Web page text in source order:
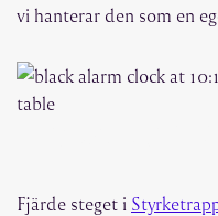
vi hanterar den som en
Fjärde steget i